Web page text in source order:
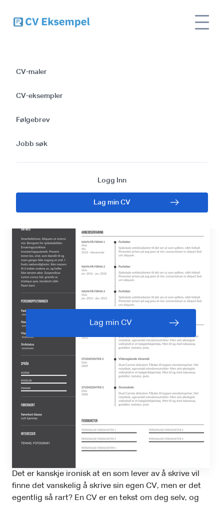
CV-maler
CV-eksempler
Følgebrev
Jobb søk
Logg Inn
Lag min CV
Forfatter CV og
søknad | Eksempler,
tips og maler
Lag min CV
Det er kanskje ironisk at en som lever av å skrive vil
finne det vanskelig å skrive sin egen CV, men er det
egentlig så rart? En CV er en tekst om deg selv, og